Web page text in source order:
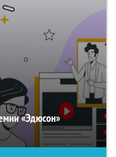
«Эдюсон»